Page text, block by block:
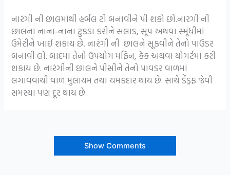
નારંગી ની છાલમાંથી હર્બલ ટી બનાવીને પી શકો છો.નારંગી ની
છાલના નાના-નાના ટુકડા કરીને સલાડ, સૂપ અથવા સ્મૂધીમાં
ઉમેરીને ખાઈ શકાય છે. નારંગી ની છાલને સૂકવીને તેનો પાઉડર
બનાવી લો. બાદમાં તેનો ઉપયોગ મફિન, કેક અથવા યોગર્ટમાં કરી
શકાય છે. નારંગીની છાલને પીસીને તેનો પાવડર વાળમાં
લગાવવાથી વાળ મુલાયમ તથા ચમકદાર થાય છે. સાથે ડેંડ્રફ જેવી
સમસ્યા પણ દૂર થાય છે.
Show Comments